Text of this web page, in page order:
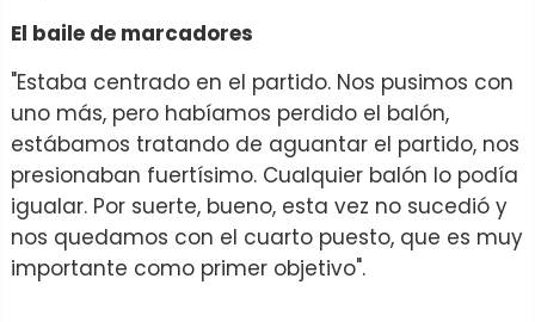
El baile de marcadores
"Estaba centrado en el partido. Nos pusimos con
uno más, pero habíamos perdido el balón,
estábamos tratando de aguantar el partido, nos
presionaban fuertísimo. Cualquier balón lo podía
igualar. Por suerte, bueno, esta vez no sucedió y
nos quedamos con el cuarto puesto, que es muy
importante como primer objetivo".